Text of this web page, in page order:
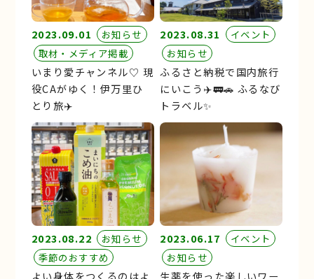
2023.09.01
お知らせ
取材・メディア掲載
いまり愛チャンネル♡ 現
役CAがゆく！伊万里ひ
とり旅✈️
2023.08.31
イベント
お知らせ
ふるさと納税で国内旅行
にいこう✈️🚃🚗 ふるなび
トラベル✨
2023.08.22
お知らせ
季節のおすすめ
よい身体をつくるのはよ
2023.06.17
イベント
お知らせ
生薬を使った楽しいワー